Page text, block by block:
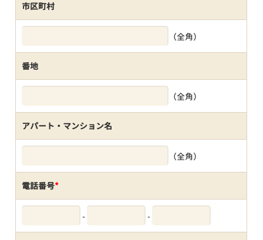
市区町村
（全角）
番地
（全角）
アパート・マンション名
（全角）
電話番号*
- -